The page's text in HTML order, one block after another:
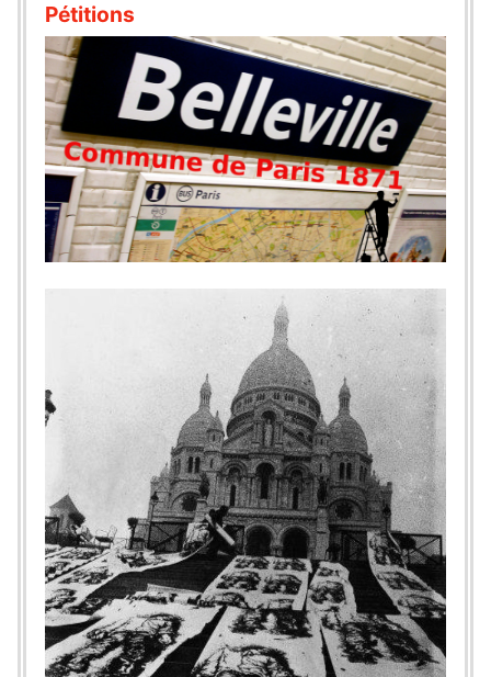
Pétitions